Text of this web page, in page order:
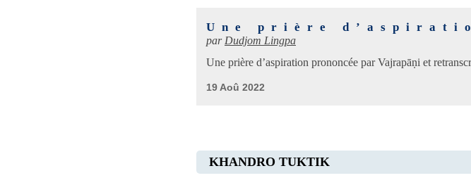
Une prière
par Dudjom Lingpa
Une prière d’aspiration prononcée par Vajrapāṇi et
19 Aoû 2022
KHANDRO TUKTIK